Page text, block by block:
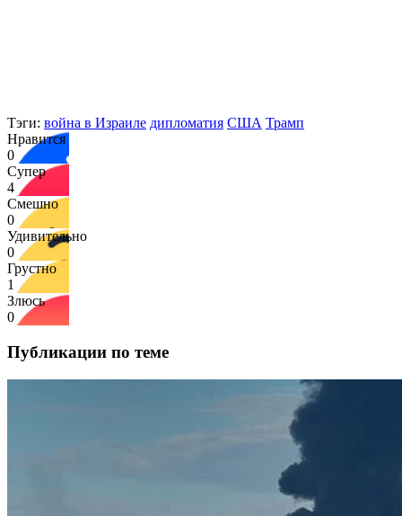
Тэги: война в Израиле дипломатия США Трамп
Нравится
0
Супер
4
Смешно
0
Удивительно
0
Грустно
1
Злюсь
0
Публикации по теме